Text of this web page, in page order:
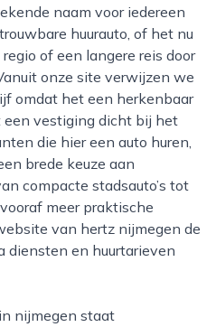
huurauto, of het nu
of een langere reis door
onze site verwijzen we
omdat het een herkenbaar
vestiging dicht bij het
die hier een auto huren,
brede keuze aan
compacte stadsauto’s tot
meer praktische
van hertz nijmegen de
diensten en huurtarieven